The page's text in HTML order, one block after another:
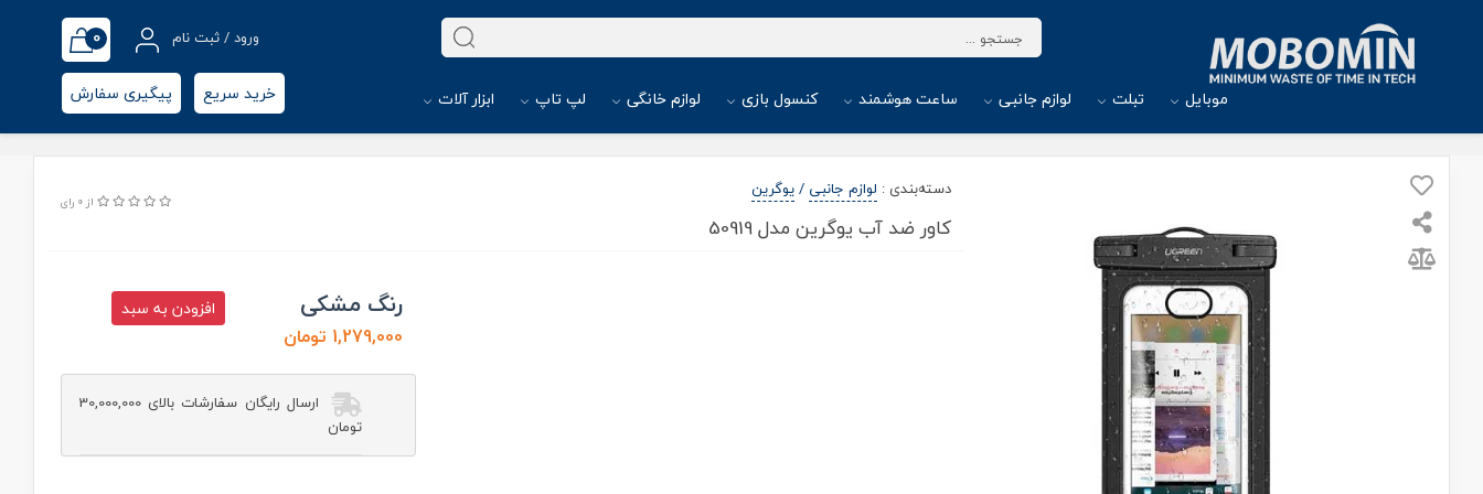
ورود / ثبت نام 0
موبایل تبلت لوازم جانبی ساعت هوشمند کنسول بازی لوازم خانگی لپ تاپ ابزار آلات خرید سریع پیگیری سفارش
دسته‌بندی : لوازم جانبی /یوگرین
کاور ضد آب یوگرین مدل 50919
از 0 رای
رنگ مشکی
1,279,000 تومان
افزودن به سبد
ارسال رایگان سفارشات بالای 30,000,000
تومان